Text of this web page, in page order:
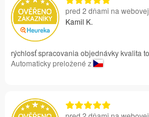
pred 2 dňami na
Kamil K.
rýchlosť spracovania objednávky kvalita
Automaticky preložené z